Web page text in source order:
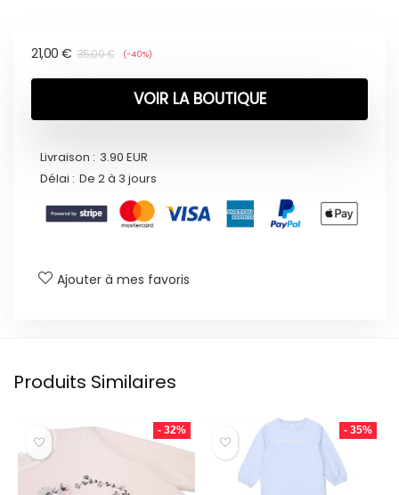
35,00€
21,00 € (-40%)
VOIR LA BOUTIQUE
Livraison : 3.90 EUR
Délai : De 2 à 3 jours
Ajouter à mes favoris
Produits Similaires
- 32% - 35%